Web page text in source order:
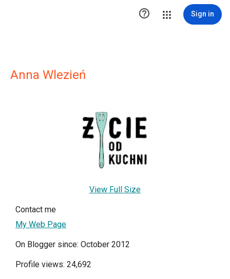
 Sign in
Anna Wlezień
View Full Size
Contact me
My Web Page
On Blogger since: October 2012
Profile views: 24,692